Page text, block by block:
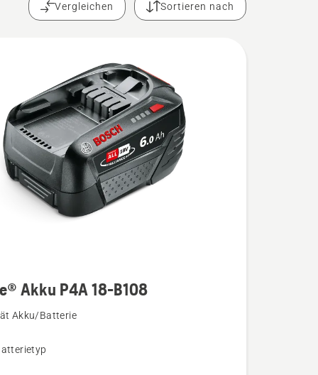
Vergleichen Sortieren nach
Akku P4A 18-B108
Akku/Batterie